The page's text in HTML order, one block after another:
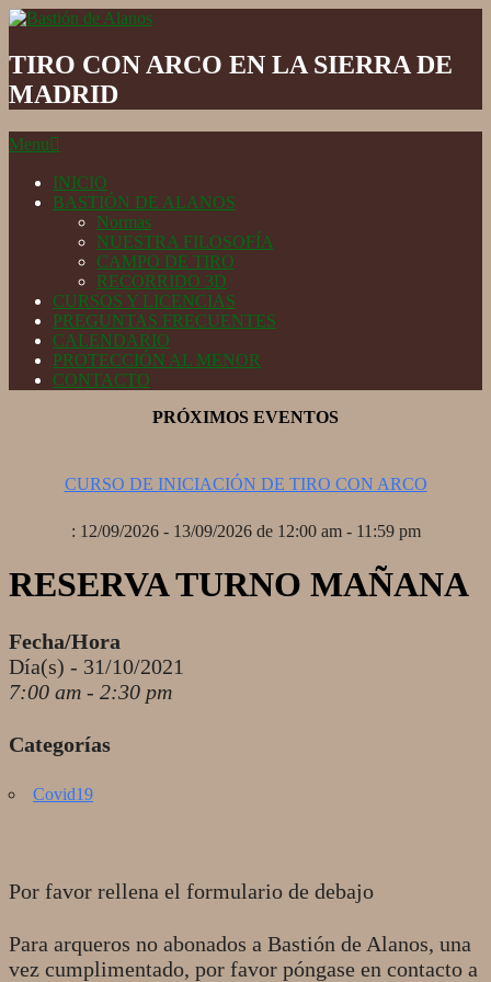
Skip
content
de
Alanos
TIRO CON ARCO EN LA SIERRA DE
MADRID
Secondary
Menu
Menu
INICIO
BASTIÓN DE ALANOS
Normas
NUESTRA FILOSOFÍA
CAMPO DE TIRO
RECORRIDO 3D
CURSOS Y LICENCIAS
PREGUNTAS FRECUENTES
CALENDARIO
PROTECCIÓN AL MENOR
CONTACTO
PRÓXIMOS EVENTOS
CURSO DE INICIACIÓN DE TIRO CON ARCO
: 12/09/2026 - 13/09/2026 de 12:00 am - 11:59 pm
RESERVA TURNO MAÑANA
Fecha/Hora
Día(s) - 31/10/2021
7:00 am - 2:30 pm
Categorías
Covid19
Por favor rellena el formulario de debajo
Para arqueros no abonados a Bastión de Alanos, una
vez cumplimentado, por favor póngase en contacto a